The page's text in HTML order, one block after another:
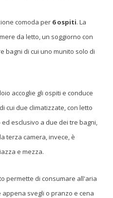
comoda per 6 ospiti. La
da letto, un soggiorno con
bagni di cui uno munito solo di
accoglie gli ospiti e conduce
cui due climatizzate, con letto
esclusivo a due dei tre bagni,
terza camera, invece, è
e mezza.
permette di consumare all'aria
svegli o pranzo e cena